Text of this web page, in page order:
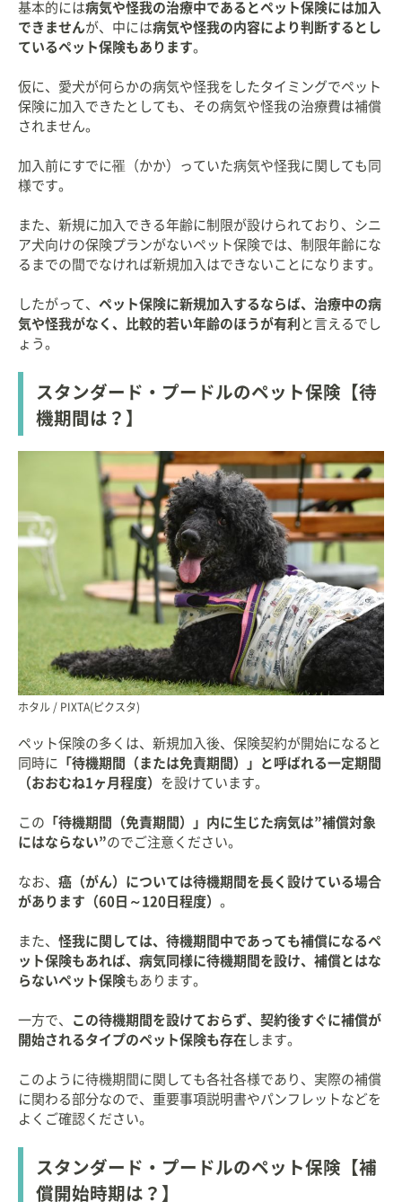
基本的には病気や怪我の治療中であるとペット保険には加入
できませんが、中には病気や怪我の内容により判断するとし
ているペット保険もあります。
仮に、愛犬が何らかの病気や怪我をしたタイミングでペット
保険に加入できたとしても、その病気や怪我の治療費は補償
されません。
加入前にすでに罹（かか）っていた病気や怪我に関しても同
様です。
また、新規に加入できる年齢に制限が設けられており、シニ
ア犬向けの保険プランがないペット保険では、制限年齢にな
るまでの間でなければ新規加入はできないことになります。
したがって、 ペット保険に新規加入するならば、治療中の病
気や怪我がなく、比較的若い年齢のほうが有利 と言えるでし
ょう。
スタンダード・プードルのペット保険【待
機期間は？】
ホタル / PIXTA(ピクスタ)
ペット保険の多くは、新規加入後、保険契約が開始になると
同時に
「待機期間（または免責期間）」と呼ばれる一定期間
（おおむね1ヶ月程度） を設けています。
この 「待機期間（免責期間）」内に生じた病気は”補償対象
にはならない”のでご注意ください。
なお、 癌（がん）については待機期間を長く設けている場合
があります（60日～120日程度） 。
また、 怪我に関しては、待機期間中であっても補償になるペ
ット保険もあれば、病気同様に待機期間を設け、補償とはな
らないペット保険もあります。
一方で、
この待機期間を設けておらず、契約後すぐに補償が
開始されるタイプのペット保険も存在します。
このように待機期間に関しても各社各様であり、実際の補償
に関わる部分なので、重要事項説明書やパンフレットなどを
よくご確認ください。
スタンダード・プードルのペット保険【補
償開始時期は？】